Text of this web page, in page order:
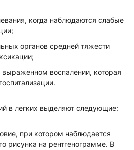
когда наблюдаются слабые
органов средней тяжести
воспалении, которая
в легких выделяют следующие:
при котором наблюдается
рисунка на рентгенограмме. В